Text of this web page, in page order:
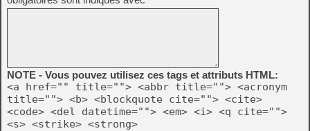
NOTE - Vous pouvez utilisez ces tags et attributs HTML:
<a href="" title=""> <abbr title=""> <acronym
title=""> <b> <blockquote cite=""> <cite>
<code> <del datetime=""> <em> <i> <q cite="">
<s> <strike> <strong>